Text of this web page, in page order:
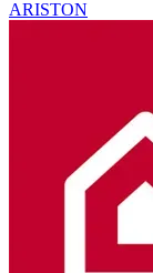
ARISTON